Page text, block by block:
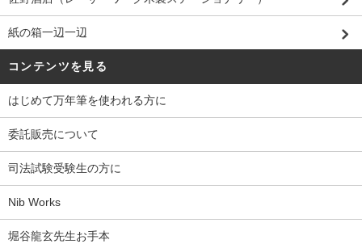
紙の箱一辺一辺
コンテンツを見る
はじめて万年筆を使われる方に
委託販売について
司法試験受験生の方に
Nib Works
堀谷龍玄先生お手本